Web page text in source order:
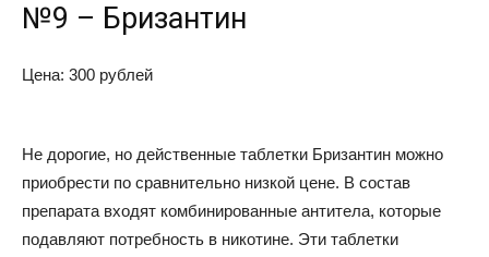
№9 – Бризантин
Цена: 300 рублей
Не дорогие, но действенные таблетки Бризантин можно
приобрести по сравнительно низкой цене. В состав
препарата входят комбинированные антитела, которые
подавляют потребность в никотине. Эти таблетки